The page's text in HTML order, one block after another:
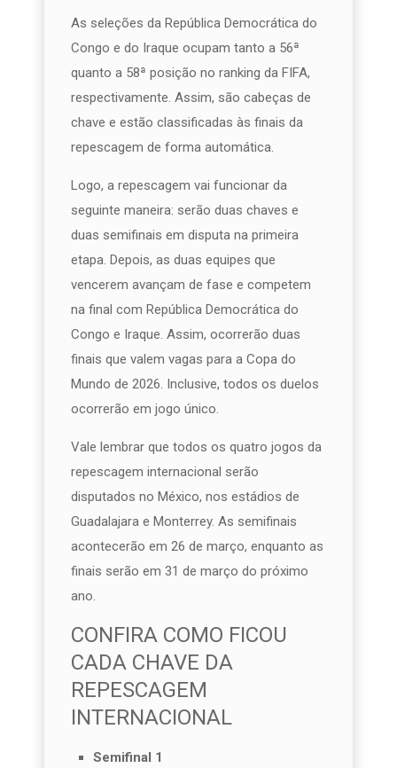
As seleções da República Democrática do
Congo e do Iraque ocupam tanto a 56ª
quanto a 58ª posição no ranking da FIFA,
respectivamente. Assim, são cabeças de
chave e estão classificadas às finais da
repescagem de forma automática.
Logo, a repescagem vai funcionar da
seguinte maneira: serão duas chaves e
duas semifinais em disputa na primeira
etapa. Depois, as duas equipes que
vencerem avançam de fase e competem
na final com República Democrática do
Congo e Iraque. Assim, ocorrerão duas
finais que valem vagas para a Copa do
Mundo de 2026. Inclusive, todos os duelos
ocorrerão em jogo único.
Vale lembrar que todos os quatro jogos da
repescagem internacional serão
disputados no México, nos estádios de
Guadalajara e Monterrey. As semifinais
acontecerão em 26 de março, enquanto as
finais serão em 31 de março do próximo
ano.
CONFIRA COMO FICOU
CADA CHAVE DA
REPESCAGEM
INTERNACIONAL
Semifinal 1